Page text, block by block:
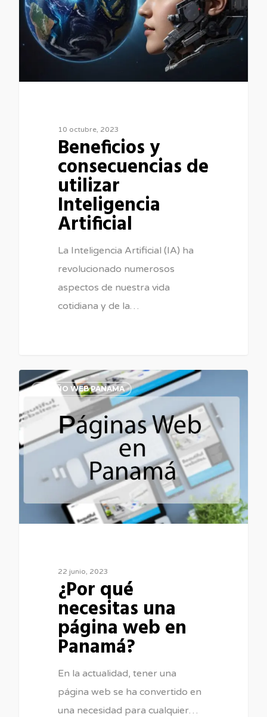
10 octubre, 2023
Beneficios y
consecuencias de
utilizar
Inteligencia
Artificial
La Inteligencia Artificial (IA) ha
revolucionado numerosos
aspectos de nuestra vida
cotidiana y de la…
DISEÑO WEB PANAMA
22 junio, 2023
¿Por qué
necesitas una
página web en
Panamá?
En la actualidad, tener una
página web se ha convertido en
una necesidad para cualquier…
0